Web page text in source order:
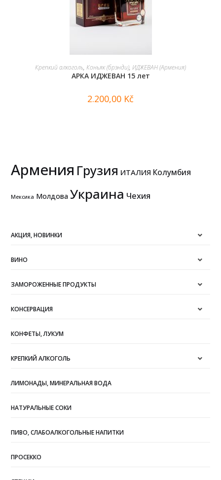
В КОРЗИНУ
Крепкий алкоголь, Коньяк (брэнди), ИДЖЕВАН (Армения)
АРКА ИДЖЕВАН 15 лет
2.200,00 Kč
Армения Грузия ИТАЛИЯ Колумбия
Мексика Молдова Украина Чехия
АКЦИЯ, НОВИНКИ
ВИНО
ЗАМОРОЖЕННЫЕ ПРОДУКТЫ
КОНСЕРВАЦИЯ
КОНФЕТЫ, ЛУКУМ
КРЕПКИЙ АЛКОГОЛЬ
ЛИМОНАДЫ, МИНЕРАЛЬНАЯ ВОДА
НАТУРАЛЬНЫЕ СОКИ
ПИВО, СЛАБОАЛКОГОЛЬНЫЕ НАПИТКИ
ПРОСЕККО